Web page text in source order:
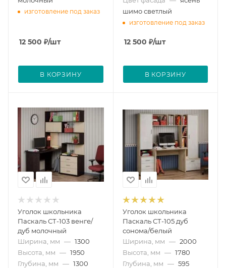
изготовление под заказ
12 500 ₽/шт
В КОРЗИНУ
шимо светлый
изготовление под заказ
12 500 ₽/шт
В КОРЗИНУ
Уголок школьника
Паскаль СТ-103 венге/
дуб молочный
Ширина, мм — 1300
Высота, мм — 1950
Глубина, мм — 1300
Уголок школьника
Паскаль СТ-105 дуб
сонома/белый
Ширина, мм — 2000
Высота, мм — 1780
Глубина, мм — 595